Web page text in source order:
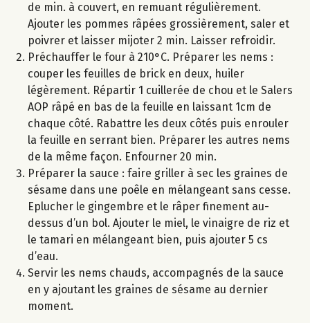
de min. à couvert, en remuant régulièrement.
Ajouter les pommes râpées grossièrement, saler et
poivrer et laisser mijoter 2 min. Laisser refroidir.
Préchauffer le four à 210°C. Préparer les nems :
couper les feuilles de brick en deux, huiler
légèrement. Répartir 1 cuillerée de chou et le Salers
AOP râpé en bas de la feuille en laissant 1cm de
chaque côté. Rabattre les deux côtés puis enrouler
la feuille en serrant bien. Préparer les autres nems
de la même façon. Enfourner 20 min.
Préparer la sauce : faire griller à sec les graines de
sésame dans une poêle en mélangeant sans cesse.
Eplucher le gingembre et le râper finement au-
dessus d’un bol. Ajouter le miel, le vinaigre de riz et
le tamari en mélangeant bien, puis ajouter 5 cs
d’eau.
Servir les nems chauds, accompagnés de la sauce
en y ajoutant les graines de sésame au dernier
moment.